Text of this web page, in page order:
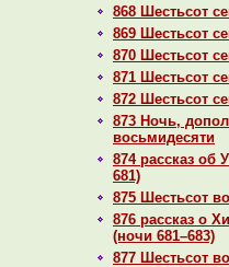
868 Шестьсот
869 Шестьсот
870 Шестьсот
871 Шестьсот
872 Шестьсот
873 Ночь,
восьмидесяти
874 paссказ об
681)
875 Шестьсот
876 paссказ о
(ночи 681–683)
877 Шестьсот